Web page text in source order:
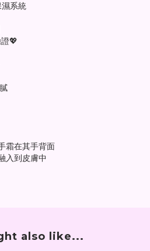
系統
💖
霜在其手背面
入到皮膚中
also like...